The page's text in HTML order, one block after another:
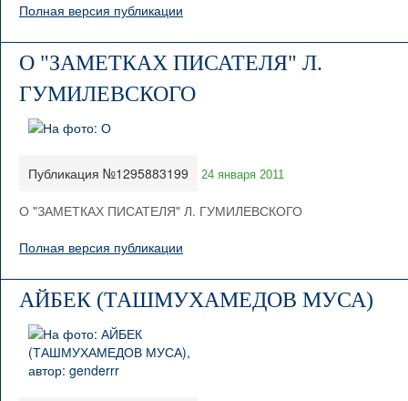
Полная версия публикации
О "ЗАМЕТКАХ ПИСАТЕЛЯ" Л.
ГУМИЛЕВСКОГО
Публикация №1295883199 24 января 2011
О "ЗАМЕТКАХ ПИСАТЕЛЯ" Л. ГУМИЛЕВСКОГО
Полная версия публикации
АЙБЕК (ТАШМУХАМЕДОВ МУСА)